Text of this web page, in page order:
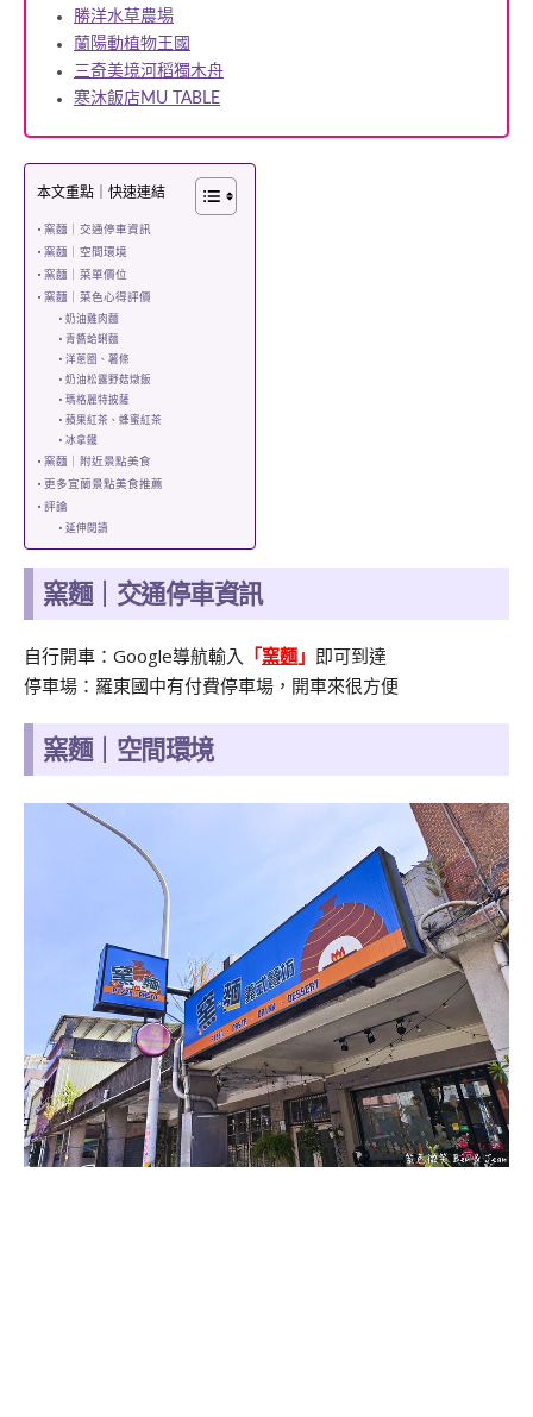
勝洋水草農場
蘭陽動植物王國
三奇美境河稻獨木舟
寒沐飯店MU TABLE
本文重點｜快速連結
窯麵｜交通停車資訊
窯麵｜空間環境
窯麵｜菜單價位
窯麵｜菜色心得評價
奶油雞肉麵
青醬蛤蜊麵
洋蔥圈、薯條
奶油松露野菇燉飯
瑪格麗特披薩
蘋果紅茶、蜂蜜紅茶
冰拿鐵
窯麵｜附近景點美食
更多宜蘭景點美食推薦
評論
延伸閱讀
窯麵｜交通停車資訊
自行開車：Google導航輸入 「窯麵 」 即可到達
停車場：羅東國中有付費停車場，開車來很方便
窯麵｜空間環境